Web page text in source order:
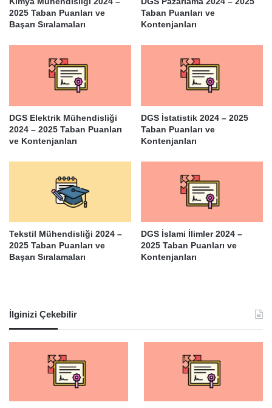
2025 Taban Puanları ve
Başarı Sıralamaları
Taban Puanları ve
Kontenjanları
DGS Elektrik Mühendisliği
2024 – 2025 Taban Puanları
ve Kontenjanları
DGS İstatistik 2024 – 2025
Taban Puanları ve
Kontenjanları
Tekstil Mühendisliği 2024 –
2025 Taban Puanları ve
Başarı Sıralamaları
DGS İslami İlimler 2024 –
2025 Taban Puanları ve
Kontenjanları
İlginizi Çekebilir